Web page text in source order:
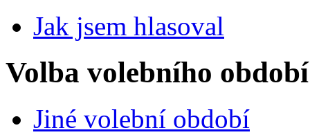
Jak jsem hlasoval
Volba volebního období
Jiné volební období